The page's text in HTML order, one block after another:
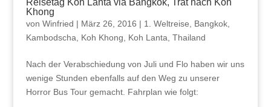
Reisetag Koh Lanta via Bangkok, Trat nach Koh
Khong
von Winfried | März 26, 2016 | 1. Weltreise, Bangkok,
Kambodscha, Koh Khong, Koh Lanta, Thailand
Nach der Verabschiedung von Juli und Flo haben wir uns
wenige Stunden ebenfalls auf den Weg zu unserer
Horror Bus Tour gemacht. Fahrplan wie folgt: